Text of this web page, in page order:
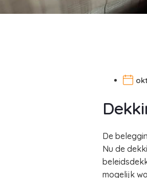
De
Nu de
mogelijk